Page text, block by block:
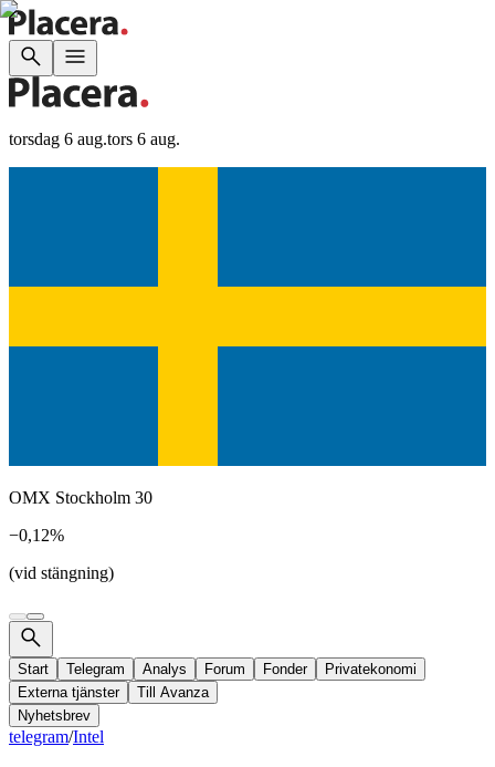
torsdag 6 aug.tors 6 aug.
OMX Stockholm 30
−0,12%
(vid stängning)
Start Telegram Analys Forum Fonder
Privatekonomi
Externa tjänster
Till Avanza
Nyhetsbrev
telegram/Intel